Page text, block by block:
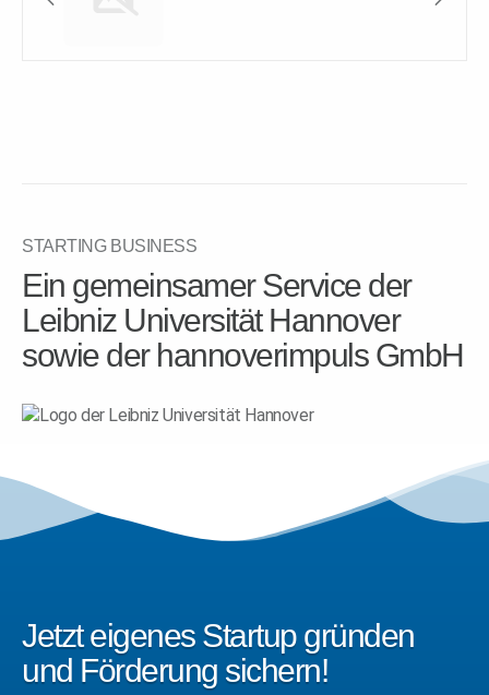
STARTING BUSINESS
Ein gemeinsamer Service der
Leibniz Universität Hannover
sowie der hannoverimpuls GmbH
Jetzt eigenes Startup gründen
und Förderung sichern!